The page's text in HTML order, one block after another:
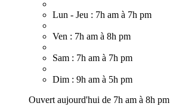
Lun - Jeu : 7h am à 7h pm
Ven : 7h am à 8h pm
Sam : 7h am à 7h pm
Dim : 9h am à 5h pm
Ouvert aujourd'hui de 7h am à 8h pm